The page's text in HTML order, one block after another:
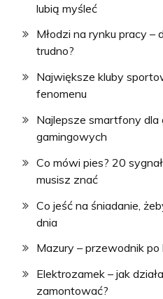
lubią myśleć
Młodzi na rynku pracy –
trudno?
Największe kluby
fenomenu
Najlepsze smartfony dla
gamingowych
Co mówi pies? 20
musisz znać
Co jeść na śniadanie,
dnia
Mazury – przewodnik
Elektrozamek – jak
zamontować?